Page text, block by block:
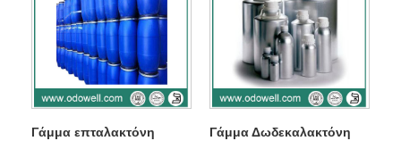
Γάμμα επταλακτόνη Γάμμα Δωδεκαλακτόνη